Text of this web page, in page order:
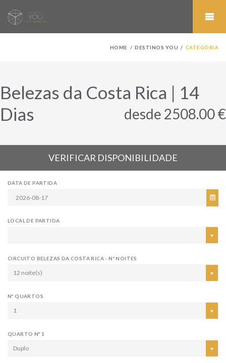
HOME DESTINOS YOU CATEGORIA
Belezas da Costa Rica | 14
Dias
desde 2508.00 €
VERIFICAR DISPONIBILIDADE
DATA DE PARTIDA
LOCAL DE PARTIDA
CIRCUITO BELEZAS DA COSTA RICA - Nº NOITES
12 noite(s)
Nº QUARTOS
1
QUARTO Nº 1
Duplo